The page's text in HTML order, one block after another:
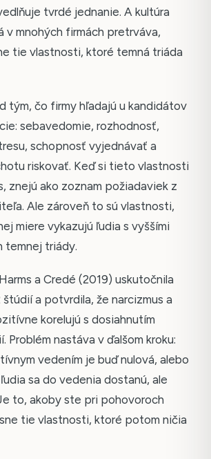
tvrdé jednanie. A kultúra
v mnohých firmách pretrváva,
tie vlastnosti, ktoré temná triáda
tým, čo firmy hľadajú u kandidátov
sebavedomie, rozhodnosť,
schopnosť vyjednávať a
riskovať. Keď si tieto vlastnosti
znejú ako zoznam požiadaviek z
Ale zároveň to sú vlastnosti,
miere vykazujú ľudia s vyššími
temnej triády.
a Credé (2019) uskutočnila
a potvrdila, že narcizmus a
korelujú s dosiahnutím
Problém nastáva v ďalšom kroku:
vedením je buď nulová, alebo
sa do vedenia dostanú, ale
to, akoby ste pri pohovoroch
tie vlastnosti, ktoré potom ničia